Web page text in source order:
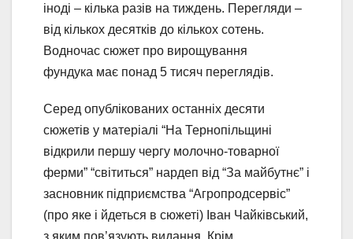
іноді – кілька разів на тиждень. Перегляди –
від кількох десятків до кількох сотень.
Водночас сюжет про вирощування
фундука має понад 5 тисяч переглядів.
Серед опублікованих останніх десяти
сюжетів у матеріалі “На Тернопільщині
відкрили першу чергу молочно-товарної
ферми” “світиться” нардеп від “За майбутнє” і
засновник підприємства “Агропродсервіс”
(про яке і йдеться в сюжеті) Іван Чайківський,
з яким пов’язують видання. Крім